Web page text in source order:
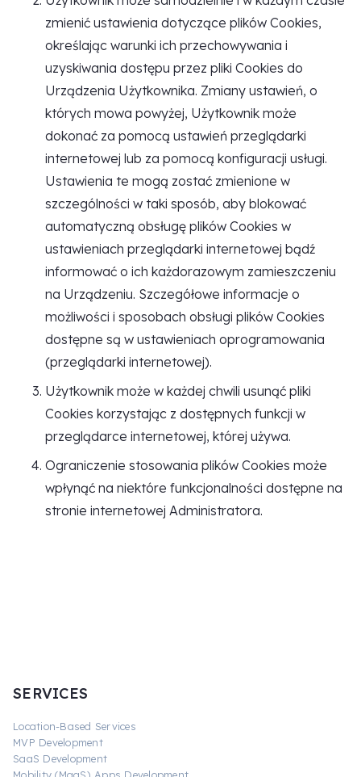
zmienić ustawienia dotyczące plików Cookies,
określając warunki ich przechowywania i
uzyskiwania dostępu przez pliki Cookies do
Urządzenia Użytkownika. Zmiany ustawień, o
których mowa powyżej, Użytkownik może
dokonać za pomocą ustawień przeglądarki
internetowej lub za pomocą konfiguracji usługi.
Ustawienia te mogą zostać zmienione w
szczególności w taki sposób, aby blokować
automatyczną obsługę plików Cookies w
ustawieniach przeglądarki internetowej bądź
informować o ich każdorazowym zamieszczeniu
na Urządzeniu. Szczegółowe informacje o
możliwości i sposobach obsługi plików Cookies
dostępne są w ustawieniach oprogramowania
(przeglądarki internetowej).
Użytkownik może w każdej chwili usunąć pliki
Cookies korzystając z dostępnych funkcji w
przeglądarce internetowej, której używa.
Ograniczenie stosowania plików Cookies może
wpłynąć na niektóre funkcjonalności dostępne na
stronie internetowej Administratora.
SERVICES
Location-Based Services
MVP Development
SaaS Development